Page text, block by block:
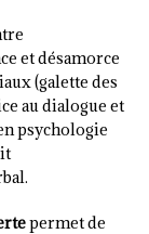
et désamorce
(galette des
au dialogue et
psychologie
permet de